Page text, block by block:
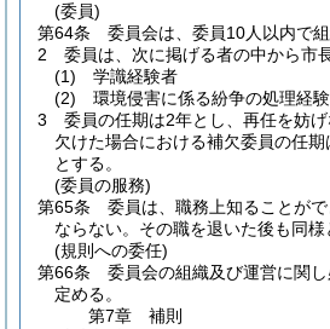
(委員)
第64条
委員会は、委員10人以内で組
2
委員は、次に掲げる者の中から市
(1)
学識経験者
(2)
環境侵害に係る紛争の処理経
3
委員の任期は2年とし、再任を妨げ
欠けた場合における補欠委員の任
とする。
(委員の服務)
第65条
委員は、職務上知ることが
ならない。 その職を退いた後も同様
(規則への委任)
第66条
委員会の組織及び運営に関
定める。
第7章
補則